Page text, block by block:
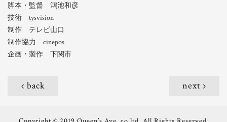
脚本・監督 鴻池和彦
技術 tysvision
制作 テレビ山口
制作協力 cinepos
企画・製作 下関市
back next